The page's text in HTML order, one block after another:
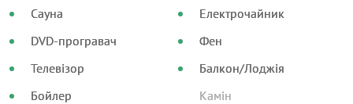
Сауна
DVD-програвач
Телевізор
Бойлер
Електрочайник
Фен
Балкон/Лоджія
Камін